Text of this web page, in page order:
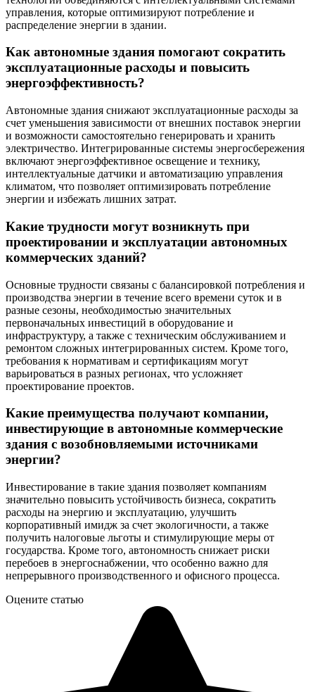
управления, которые оптимизируют потребление и
распределение энергии в здании.
Как автономные здания помогают сократить
эксплуатационные расходы и повысить
энергоэффективность?
Автономные здания снижают эксплуатационные расходы за
счет уменьшения зависимости от внешних поставок энергии
и возможности самостоятельно генерировать и хранить
электричество. Интегрированные системы энергосбережения
включают энергоэффективное освещение и технику,
интеллектуальные датчики и автоматизацию управления
климатом, что позволяет оптимизировать потребление
энергии и избежать лишних затрат.
Какие трудности могут возникнуть при
проектировании и эксплуатации автономных
коммерческих зданий?
Основные трудности связаны с балансировкой потребления и
производства энергии в течение всего времени суток и в
разные сезоны, необходимостью значительных
первоначальных инвестиций в оборудование и
инфраструктуру, а также с техническим обслуживанием и
ремонтом сложных интегрированных систем. Кроме того,
требования к нормативам и сертификациям могут
варьироваться в разных регионах, что усложняет
проектирование проектов.
Какие преимущества получают компании,
инвестирующие в автономные коммерческие
здания с возобновляемыми источниками
энергии?
Инвестирование в такие здания позволяет компаниям
значительно повысить устойчивость бизнеса, сократить
расходы на энергию и эксплуатацию, улучшить
корпоративный имидж за счет экологичности, а также
получить налоговые льготы и стимулирующие меры от
государства. Кроме того, автономность снижает риски
перебоев в энергоснабжении, что особенно важно для
непрерывного производственного и офисного процесса.
Оцените статью